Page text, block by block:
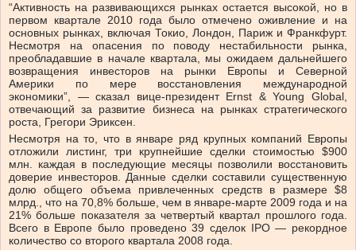
“Активность на развивающихся рынках остается высокой, но в
первом квартале 2010 года было отмечено оживление и на
основных рынках, включая Токио, Лондон, Париж и Франкфурт.
Несмотря на опасения по поводу нестабильности рынка,
преобладавшие в начале квартала, мы ожидаем дальнейшего
возвращения инвесторов на рынки Европы и Северной
Америки по мере восстановления международной
экономики”, — сказал вице-президент Ernst & Young Global,
отвечающий за развитие бизнеса на рынках стратегического
роста, Грегори Эриксен.
Несмотря на то, что в январе ряд крупных компаний Европы
отложили листинг, три крупнейшие сделки стоимостью $900
млн. каждая в последующие месяцы позволили восстановить
доверие инвесторов. Данные сделки составили существенную
долю общего объема привлеченных средств в размере $8
млрд., что на 70,8% больше, чем в январе-марте 2009 года и на
21% больше показателя за четвертый квартал прошлого года.
Всего в Европе было проведено 39 сделок IPO — рекордное
количество со второго квартала 2008 года.